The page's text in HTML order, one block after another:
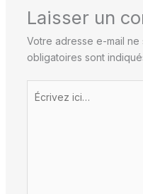
Laisser un
Votre adresse e-mail ne
obligatoires sont
ici…